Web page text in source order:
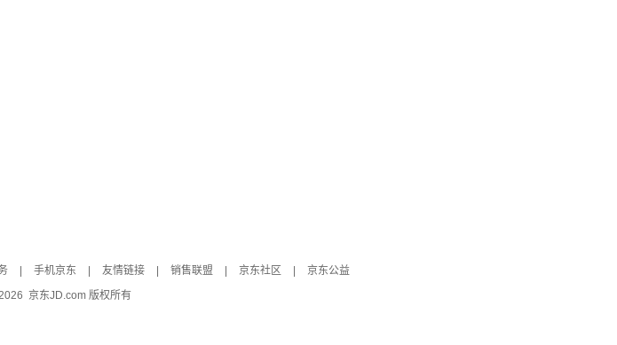
手机京东 友情链接 销售联盟 京东社区
京东公益
京东JD.com 版权所有